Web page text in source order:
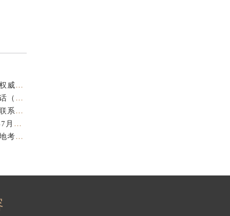
江诗丹顿中国官方售后服务中心｜官方热线与门店地址权威信息声明（2026年7月最新）
亲身探访江诗丹顿金华官方售后服务中心｜全新地址电话（2026年7月最新）
亲身探访江诗丹顿苏州官方售后服务中心｜完整地址与联系电话（2026年7月最新）
江诗丹顿表盘修复专业售后维修保养权威公示（2026年7月最新）
江诗丹顿中国官方售后服务中心服务电话及详细地址实地考察报告_多信源验证（2026年7月最新）